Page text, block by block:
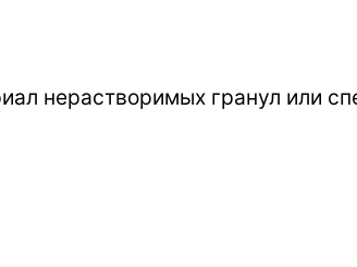
нерастворимых гранул или